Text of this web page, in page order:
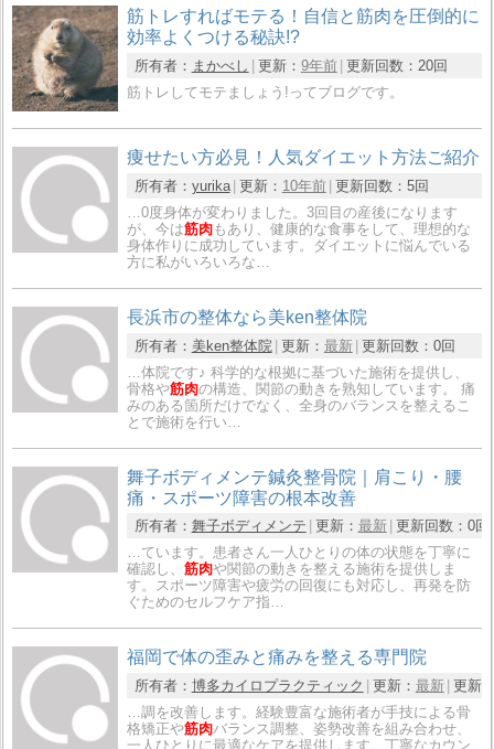
筋トレすればモテる！自信と筋肉を圧倒的に
効率よくつける秘訣!?
所有者： まかべし 更新： 9年前 更新回数： 20回
筋トレしてモテましょう!ってブログです。
痩せたい方必見！人気ダイエット方法ご紹介
所有者： yurika 更新： 10年前 更新回数： 5回
…0度身体が変わりました。3回目の産後になります
が、今は筋肉もあり、健康的な食事をして、理想的な
身体作りに成功しています。ダイエットに悩んでいる
方に私がいろいろな…
長浜市の整体なら美ken整体院
所有者： 美ken整体院 更新： 最新 更新回数： 0回
…体院です♪ 科学的な根拠に基づいた施術を提供し、
骨格や筋肉の構造、関節の動きを熟知しています。 痛
みのある箇所だけでなく、全身のバランスを整えるこ
とで施術を行い…
舞子ボディメンテ鍼灸整骨院｜肩こり・腰
痛・スポーツ障害の根本改善
所有者： 舞子ボディメンテ 更新： 最新 更新回数： 0回
…ています。患者さん一人ひとりの体の状態を丁寧に
確認し、筋肉や関節の動きを整える施術を提供しま
す。スポーツ障害や疲労の回復にも対応し、再発を防
ぐためのセルフケア指…
福岡で体の歪みと痛みを整える専門院
所有者： 博多カイロプラクティック 更新： 最新 更新
…調を改善します。経験豊富な施術者が手技による骨
格矯正や筋肉バランス調整、姿勢改善を組み合わせ、
一人ひとりに最適なケアを提供します。丁寧なカウン